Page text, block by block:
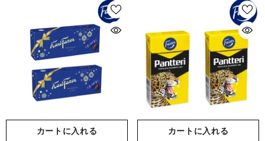
カートに入れる カートに入れる